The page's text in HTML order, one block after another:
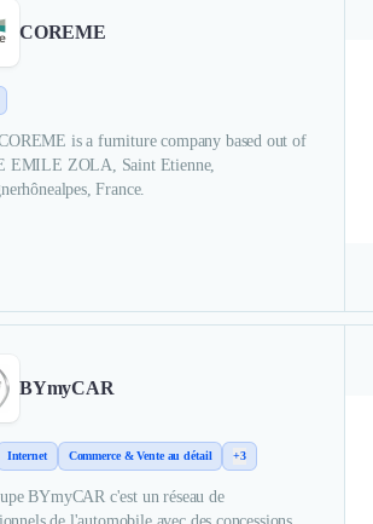
COREME
is a furniture company based out of
EMILE ZOLA, Saint Etienne,
France.
BYmyCAR
Internet Commerce & Vente au détail +3
BYmyCAR c'est un réseau de